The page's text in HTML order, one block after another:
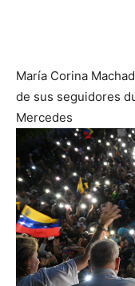
María Corina
de sus seguidores
Mercedes